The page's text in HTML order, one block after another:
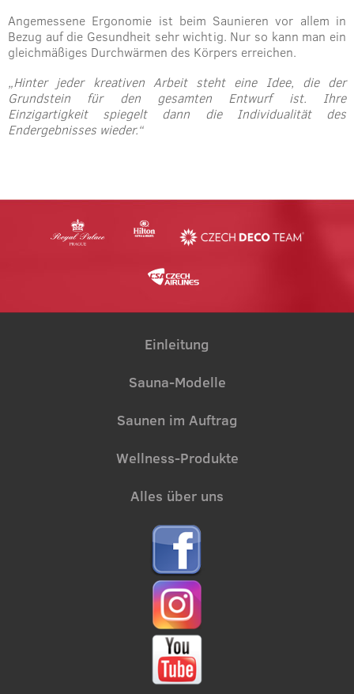
Angemessene Ergonomie ist beim Saunieren vor allem in
Bezug auf die Gesundheit sehr wichtig. Nur so kann man ein
gleichmäßiges Durchwärmen des Körpers erreichen.
„Hinter jeder kreativen Arbeit steht eine Idee, die der
Grundstein für den gesamten Entwurf ist. Ihre
Einzigartigkeit spiegelt dann die Individualität des
Endergebnisses wieder.“
Einleitung
Sauna-Modelle
Saunen im Auftrag
Wellness-Produkte
Alles über uns